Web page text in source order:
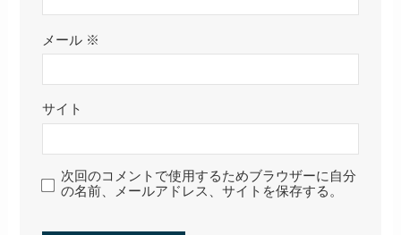
メール ※
サイト
次回のコメントで使用するためブラウザーに自分
の名前、メールアドレス、サイトを保存する。